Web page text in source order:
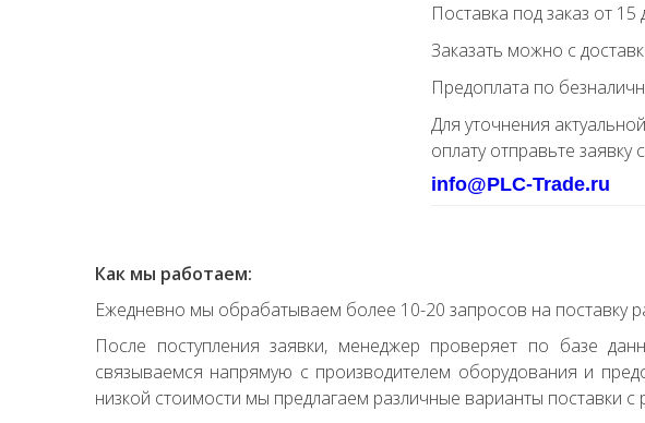
Поставка под заказ от
Заказать можно с
Предоплата по
Для уточнения
оплату отправьте
info@PLC-Trade.ru
Как мы работаем:
Ежедневно мы обрабатываем более 10-20 запросов на поставку
После поступления заявки, менеджер проверяет по базе
связываемся напрямую с производителем оборудования и
низкой стоимости мы предлагаем различные варианты поставки с